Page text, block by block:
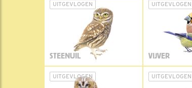
UITGEVLOGEN
STEENUIL
UITGEVLOGEN
VIJVER
UITGEVLOGEN UITGEVLOGEN